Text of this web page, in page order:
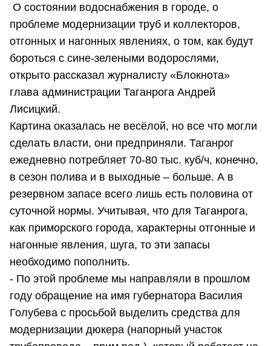
О состоянии водоснабжения в городе, о
проблеме модернизации труб и коллекторов,
отгонных и нагонных явлениях, о том, как будут
бороться с сине-зелеными водорослями,
открыто рассказал журналисту «Блокнота»
глава администрации Таганрога Андрей
Лисицкий.
Картина оказалась не весёлой, но все что могли
сделать власти, они предприняли. Таганрог
ежедневно потребляет 70-80 тыс. куб/ч, конечно,
в сезон полива и в выходные – больше. А в
резервном запасе всего лишь есть половина от
суточной нормы. Учитывая, что для Таганрога,
как приморского города, характерны отгонные и
нагонные явления, шуга, то эти запасы
необходимо пополнить.
- По этой проблеме мы направляли в прошлом
году обращение на имя губернатора Василия
Голубева с просьбой выделить средства для
модернизации дюкера (напорный участок